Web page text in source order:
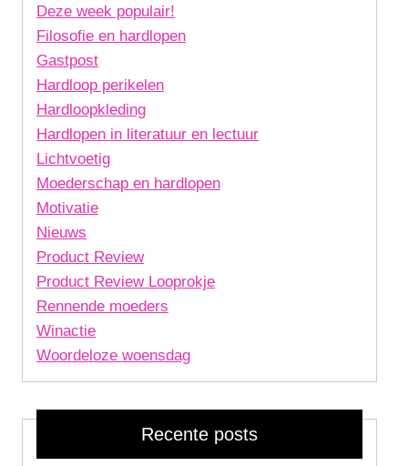
Deze week populair!
Filosofie en hardlopen
Gastpost
Hardloop perikelen
Hardloopkleding
Hardlopen in literatuur en lectuur
Lichtvoetig
Moederschap en hardlopen
Motivatie
Nieuws
Product Review
Product Review Looprokje
Rennende moeders
Winactie
Woordeloze woensdag
Recente posts